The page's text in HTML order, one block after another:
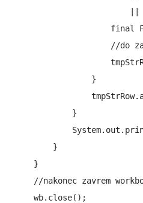
final
//do
                }
            }
        }
    }
//nakonec zavrem
    wb.close();